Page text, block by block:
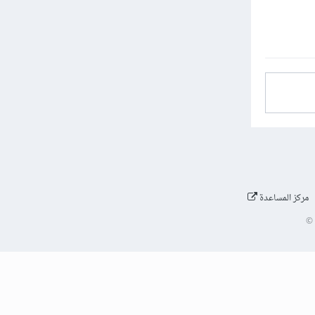
مركز المساعدة
©